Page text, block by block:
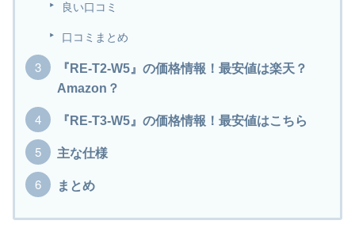
良い口コミ
口コミまとめ
『RE-T2-W5』の価格情報！最安値は楽天？
Amazon？
『RE-T3-W5』の価格情報！最安値はこちら
主な仕様
まとめ